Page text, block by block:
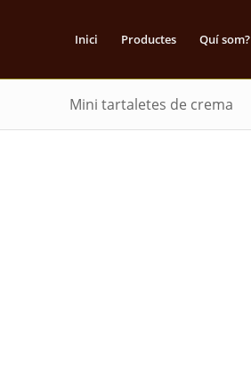
Inici Productes Quí som?
Mini tartaletes de crema